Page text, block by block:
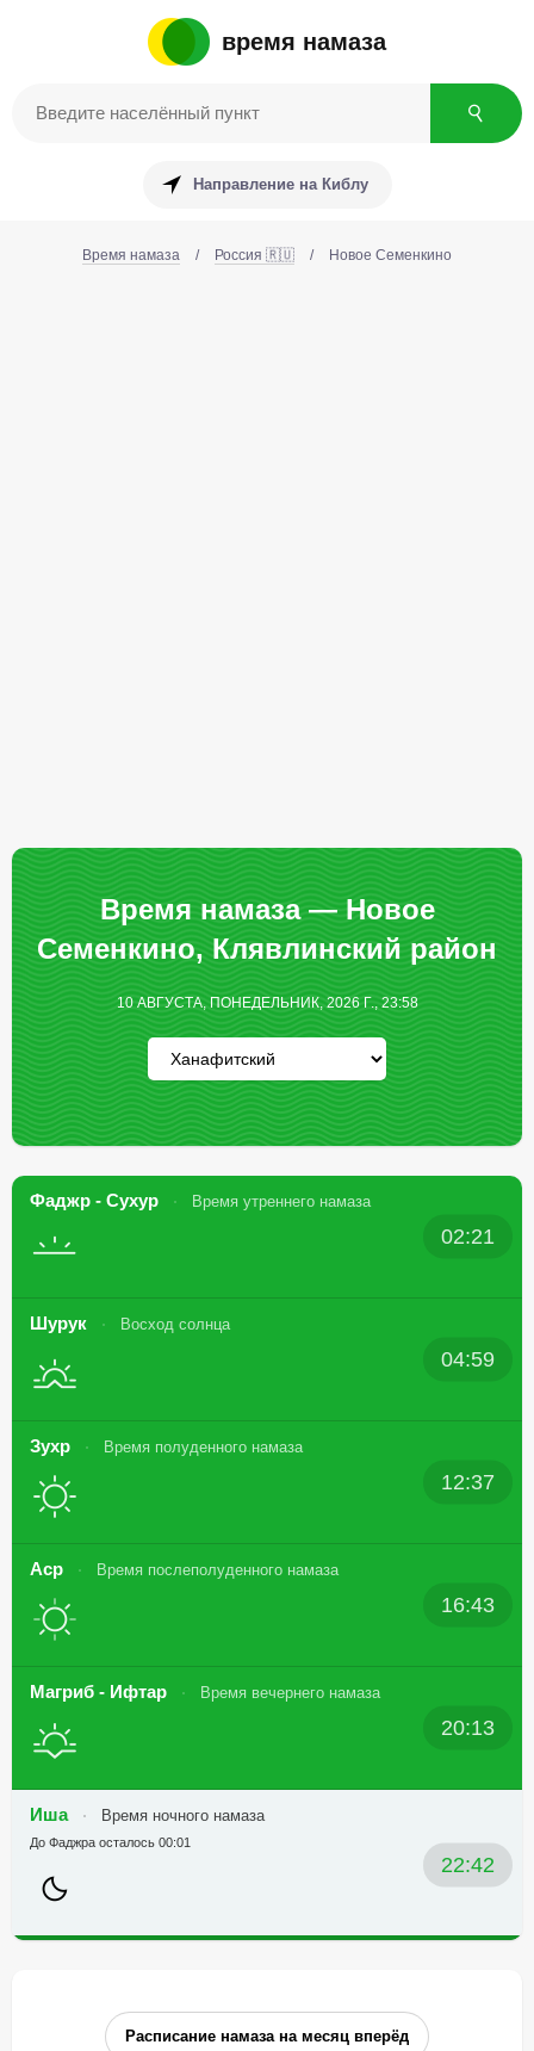
время намаза
Направление на Киблу
Время намаза / Россия 🇷🇺 / Новое Семенкино
Время намаза — Новое
Семенкино, Клявлинский район
10 АВГУСТА, ПОНЕДЕЛЬНИК, 2026 Г., 23:58
Фаджр - Сухур Время утреннего намаза
02:21
Шурук Восход солнца
04:59
Зухр Время полуденного намаза
12:37
Аср Время послеполуденного намаза
16:43
Магриб - Ифтар Время вечернего намаза
20:13
Иша Время ночного намаза
22:42
До Фаджра осталось 00:01
Расписание намаза на месяц вперёд